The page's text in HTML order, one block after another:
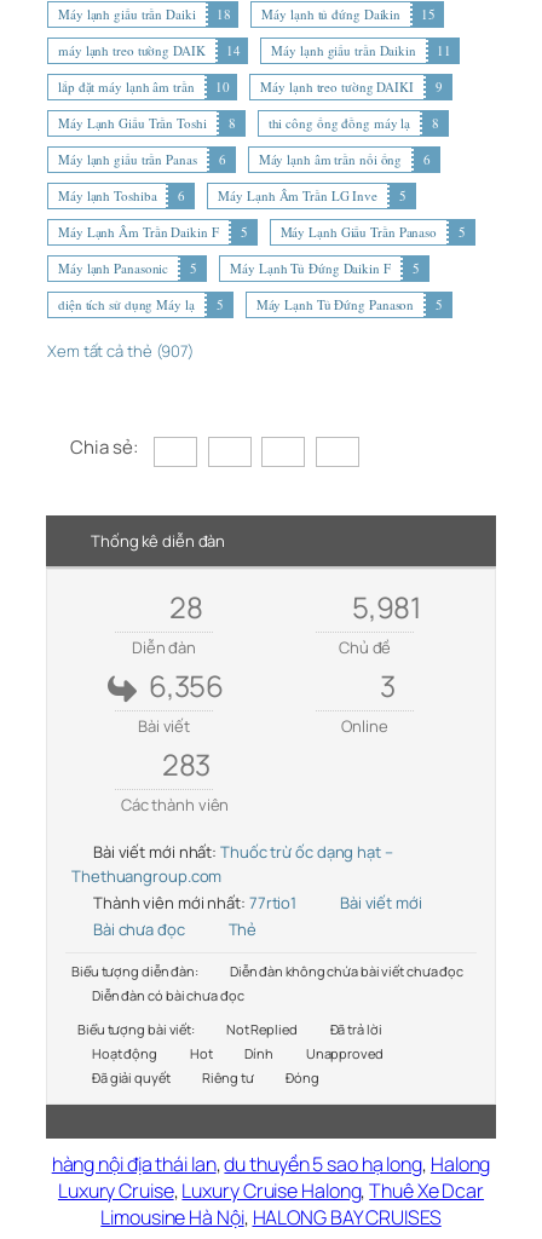
Máy lạnh giấu trần Daiki
18 Máy lạnh tủ đứng Daikin
15
máy lạnh treo tường DAIK
14 Máy lạnh giấu trần Daikin
11
lắp đặt máy lạnh âm trần
10 Máy lạnh treo tường DAIKI
9
Máy Lạnh Giấu Trần Toshi
8 thi công ống đồng máy lạ
8
Máy lạnh giấu trần Panas
6 Máy lạnh âm trần nối ống
6
Máy lạnh Toshiba
6 Máy Lạnh Âm Trần LG Inve
5
Máy Lạnh Âm Trần Daikin F
5 Máy Lạnh Giấu Trần Panaso
5
Máy lạnh Panasonic
5 Máy Lạnh Tủ Đứng Daikin F
5
diện tích sử dụng Máy lạ
5 Máy Lạnh Tủ Đứng Panason 5
Xem tất cả thẻ (907)
Chia sẻ:
Thống kê diễn đàn
28
Diễn đàn
5,981
Chủ đề
6,356
Bài viết
3
Online
283
Các thành viên
Bài viết mới nhất: Thuốc trừ ốc dạng hạt –
Thethuangroup.com
Thành viên mới nhất: 77rtio1
Bài viết mới
Bài chưa đọc
Thẻ
Biểu tượng diễn đàn:
Diễn đàn không chứa bài viết chưa đọc
Diễn đàn có bài chưa đọc
Biểu tượng bài viết:
Not Replied
Đã trả lời
Hoạt động
Hot Dính
Unapproved
Đã giải quyết
Riêng tư Đóng
hàng nội địa thái lan,du thuyền 5 sao hạ long, Halong
Luxury Cruise,Luxury Cruise Halong,Thuê Xe Dcar
Limousine Hà Nội, HALONG BAY CRUISES